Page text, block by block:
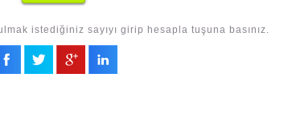
istediğiniz sayıyı girip hesapla tuşuna basınız.